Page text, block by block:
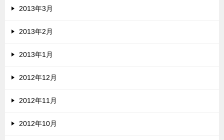
2013年3月
2013年2月
2013年1月
2012年12月
2012年11月
2012年10月